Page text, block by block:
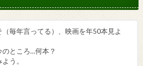
（毎年言ってる）、映画を年50本見よ
のところ…何本？
う。